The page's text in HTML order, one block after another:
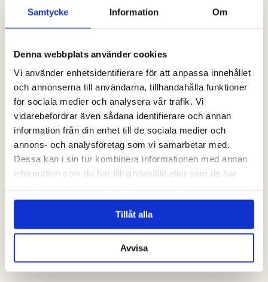
Samtycke Information Om
Denna webbplats använder cookies
Vi använder enhetsidentifierare för att anpassa innehållet
och annonserna till användarna, tillhandahålla funktioner
för sociala medier och analysera vår trafik. Vi
vidarebefordrar även sådana identifierare och annan
information från din enhet till de sociala medier och
annons- och analysföretag som vi samarbetar med.
Dessa kan i sin tur kombinera informationen med annan
information som du har tillhandahållit eller som de har
Tillåt alla
Avvisa
du bokar online
Fria barnaktiviteter
(v.26 – v.32)
Utegym
Alltid fri tillgång
Fri entré
till all underhållning